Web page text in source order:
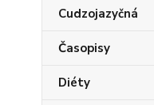
Cudzojazyčná
Časopisy
Diéty